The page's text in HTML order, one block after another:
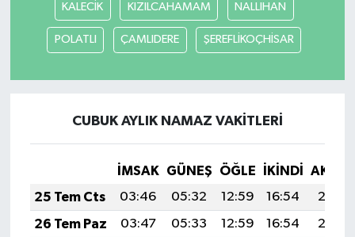
KALECİK KIZILCAHAMAM NALLIHAN
POLATLI ÇAMLIDERE ŞEREFLİKOÇHİSAR
CUBUK AYLIK NAMAZ VAKITLERI
İMSAK GÜNEŞ ÖĞLE İKINDI
25 Tem Cts
03:46 05:32 12:59 16:54
20:17
26 Tem Paz
03:47 05:33 12:59 16:54
20:16